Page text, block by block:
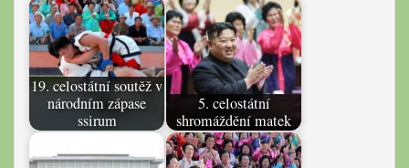
19. celostátní soutěž v
národním zápase
ssirum
5. celostátní
shromáždění matek